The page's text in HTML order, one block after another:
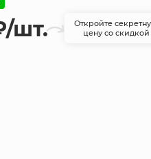
/шт.
Откройте
цену со скидкой